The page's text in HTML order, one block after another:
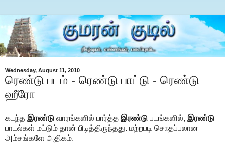
Wednesday, August 11, 2010
ரெண்டு படம் - ரெண்டு பாட்டு - ரெண்டு
ஹீரோ
கடந்த இரண்டு வாரங்களில் பார்த்த இரண்டு படங்களில், இரண்டு
பாடல்கள் மட்டும் தான் பிடித்திருந்தது. மற்றபடி சொதப்பலான
அம்சங்களே அதிகம்.